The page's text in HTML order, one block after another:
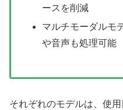
ースを削減
マルチモーダルモ
や音声も処理可能
それぞれのモデルは、使